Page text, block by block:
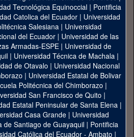
Tecnológica Equinoccial| Pontificia
Catolica del Ecuador | Universidad
Salesiana | Universidad
del Ecuador | Universidad de las
Armadas-ESPE | Universidad de
| Universidad Técnica de Machala|
de Otavalo | Universidad Nacional
| Universidad Estatal de Bolivar
Politécnica del Chimborazo |
San Francisco de Quito |
Estatal Peninsular de Santa Elena|
Casa Grande | Universidad
de Santiago de Guayaquil| Pontificia
Católica del Ecuador - Ambato |